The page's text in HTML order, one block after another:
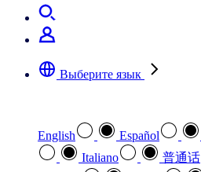
Выберите язык
English Español
Italiano
普通话